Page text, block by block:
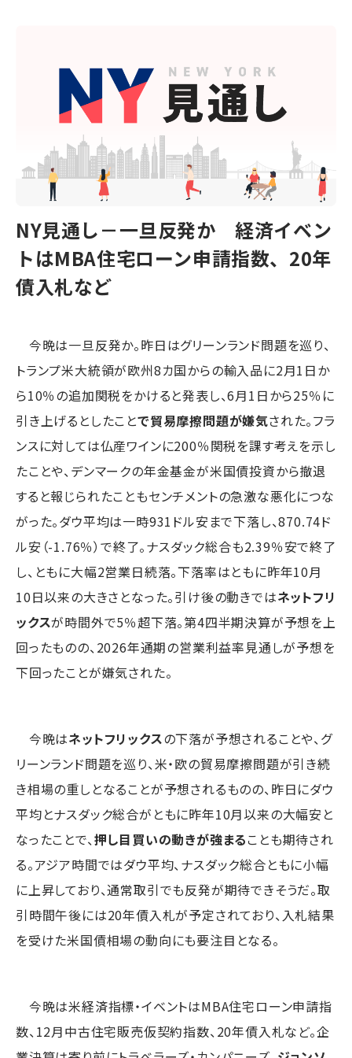
NY見通し－一旦反発か 経済イベン
トはMBA住宅ローン申請指数、20年
債入札など
今晩は一旦反発か。昨日はグリーンランド問題を巡り、
トランプ米大統領が欧州8カ国からの輸入品に2月1日か
ら10％の追加関税をかけると発表し、6月1日から25％に
引き上げるとしたことで貿易摩擦問題が嫌気された。フラ
ンスに対しては仏産ワインに200％関税を課す考えを示し
たことや、デンマークの年金基金が米国債投資から撤退
すると報じられたこともセンチメントの急激な悪化につな
がった。ダウ平均は一時931ドル安まで下落し、870.74ド
ル安（-1.76％）で終了。ナスダック総合も2.39％安で終了
し、ともに大幅2営業日続落。下落率はともに昨年10月
10日以来の大きさとなった。引け後の動きではネットフリ
ックスが時間外で5％超下落。第4四半期決算が予想を上
回ったものの、2026年通期の営業利益率見通しが予想を
下回ったことが嫌気された。
今晩はネットフリックスの下落が予想されることや、グ
リーンランド問題を巡り、米・欧の貿易摩擦問題が引き続
き相場の重しとなることが予想されるものの、昨日にダウ
平均とナスダック総合がともに昨年10月以来の大幅安と
なったことで、押し目買いの動きが強まることも期待され
る。アジア時間ではダウ平均、ナスダック総合ともに小幅
に上昇しており、通常取引でも反発が期待できそうだ。取
引時間午後には20年債入札が予定されており、入札結果
を受けた米国債相場の動向にも要注目となる。
今晩は米経済指標・イベントはMBA住宅ローン申請指
数、12月中古住宅販売仮契約指数、20年債入札など。企